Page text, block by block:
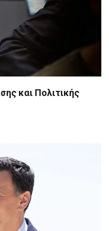
και Πολιτικής